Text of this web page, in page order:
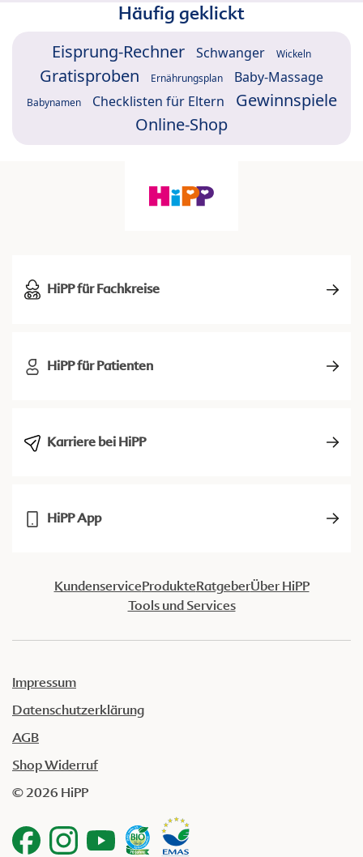
Häufig geklickt
Eisprung-Rechner Schwanger Wickeln
Gratisproben Ernährungsplan Baby-Massage
Babynamen Checklisten für Eltern
Gewinnspiele
Online-Shop
HiPP für Fachkreise
HiPP für Patienten
Karriere bei HiPP
HiPP App
KundenserviceProdukteRatgeberÜber HiPP
Tools und Services
Impressum
Datenschutzerklärung
AGB
Shop Widerruf
© 2026 HiPP